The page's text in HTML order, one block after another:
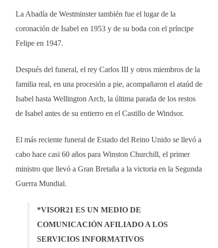
La Abadía de Westminster también fue el lugar de la
coronación de Isabel en 1953 y de su boda con el príncipe
Felipe en 1947.
Después del funeral, el rey Carlos III y otros miembros de la
familia real, en una procesión a pie, acompañaron el ataúd de
Isabel hasta Wellington Arch, la última parada de los restos
de Isabel antes de su entierro en el Castillo de Windsor.
El más reciente funeral de Estado del Reino Unido se llevó a
cabo hace casi 60 años para Winston Churchill, el primer
ministro que llevó a Gran Bretaña a la victoria en la Segunda
Guerra Mundial.
*VISOR21 ES UN MEDIO DE
COMUNICACIÓN AFILIADO A LOS
SERVICIOS INFORMATIVOS